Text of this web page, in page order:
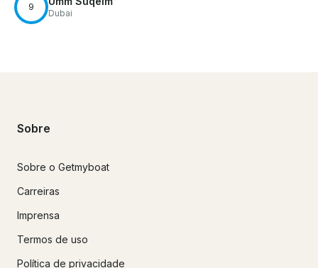
9
Dubai
Sobre
Sobre o Getmyboat
Carreiras
Imprensa
Termos de uso
Política de privacidade